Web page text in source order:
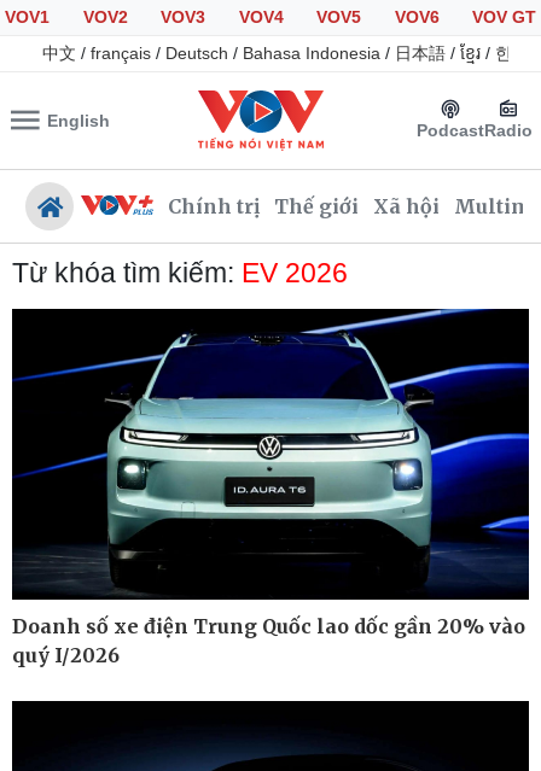
VOV1 VOV2 VOV3 VOV4 VOV5 VOV6
VOV GT
中文 / français / Deutsch / Bahasa Indonesia / 日本語 / ខ្មែរ / 한국
English PodcastRadio
Chính trị Thế giới Xã hội
Đảng
Tổ chức nhân sự
Nhận diện sự thật
Xã hội
Tin 24h
Giáo dục
Dự báo thời tiết
Dấu ấn VOV
Việc làm
Biển đảo
Từ khóa tìm kiếm: EV 2026
Doanh số xe điện Trung Quốc lao dốc gần 20% vào
quý I/2026